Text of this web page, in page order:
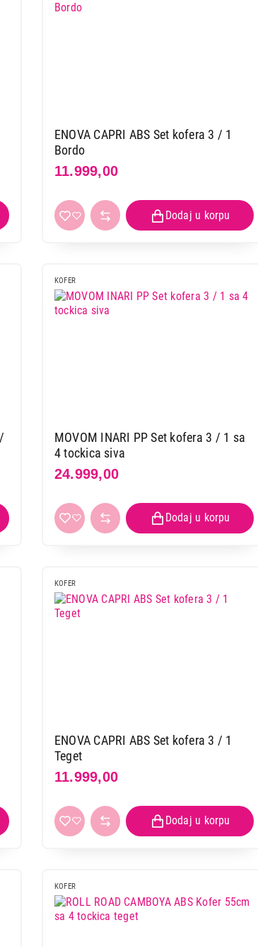
ENOVA CAPRI ABS Set kofera 3 / 1
Bordo
11.999,00
KOFER
MOVOM INARI PP Set kofera 3 / 1 sa
4 tockica siva
24.999,00
KOFER
ENOVA CAPRI ABS Set kofera 3 / 1
Teget
11.999,00
KOFER
Završi kupovinu